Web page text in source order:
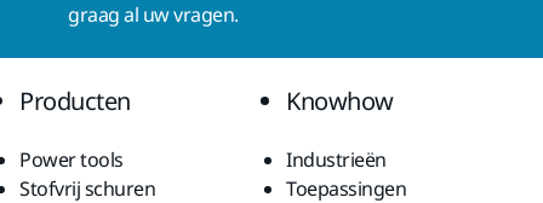
graag al uw vragen.
Producten
Power tools
Stofvrij schuren
Knowhow
Industrieën
Toepassingen